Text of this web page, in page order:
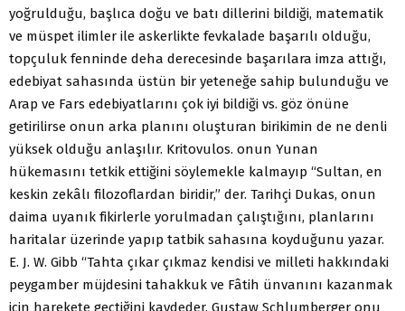
yoğrulduğu, başlıca doğu ve batı dillerini bildiği, matematik
ve müspet ilimler ile askerlikte fevkalade başarılı olduğu,
topçuluk fenninde deha derecesinde başarılara imza attığı,
edebiyat sahasında üstün bir yeteneğe sahip bulunduğu ve
Arap ve Fars edebiyatlarını çok iyi bildiği vs. göz önüne
getirilirse onun arka planını oluşturan birikimin de ne denli
yüksek olduğu anlaşılır. Kritovulos. onun Yunan
hükemasını tetkik ettiğini söylemekle kalmayıp “Sultan, en
keskin zekâlı filozoflardan biridir,” der. Tarihçi Dukas, onun
daima uyanık fikirlerle yorulmadan çalıştığını, planlarını
haritalar üzerinde yapıp tatbik sahasına koyduğunu yazar.
E. J. W. Gibb “Tahta çıkar çıkmaz kendisi ve milleti hakkındaki
peygamber müjdesini tahakkuk ve Fâtih ünvanını kazanmak
için harekete geçtiğini kaydeder. Gustaw Schlumberger onu